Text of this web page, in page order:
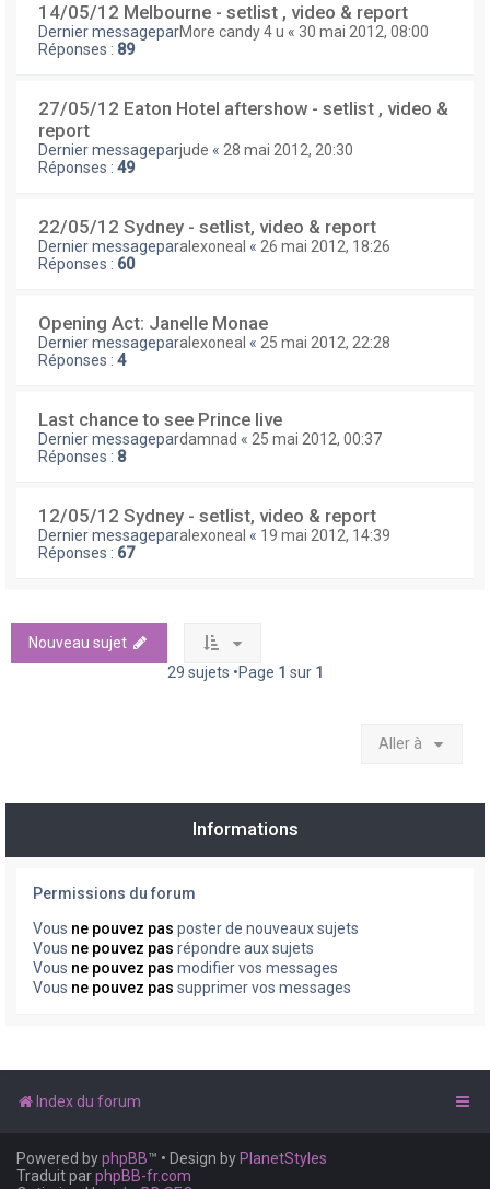
14/05/12 Melbourne - setlist , video & report
Dernier messageparMore candy 4 u « 30 mai 2012, 08:00
Réponses : 89
27/05/12 Eaton Hotel aftershow - setlist , video &
report
Dernier messageparjude « 28 mai 2012, 20:30
Réponses : 49
22/05/12 Sydney - setlist, video & report
Dernier messageparalexoneal « 26 mai 2012, 18:26
Réponses : 60
Opening Act: Janelle Monae
Dernier messageparalexoneal « 25 mai 2012, 22:28
Réponses : 4
Last chance to see Prince live
Dernier messagepardamnad « 25 mai 2012, 00:37
Réponses : 8
12/05/12 Sydney - setlist, video & report
Dernier messageparalexoneal « 19 mai 2012, 14:39
Réponses : 67
Nouveau sujet
29 sujets •Page 1 sur 1
Aller à
Informations
Permissions du forum
Vous ne pouvez pas poster de nouveaux sujets
Vous ne pouvez pas répondre aux sujets
Vous ne pouvez pas modifier vos messages
Vous ne pouvez pas supprimer vos messages
Index du forum
Powered byphpBB™ • Design by PlanetStyles
Traduit parphpBB-fr.com